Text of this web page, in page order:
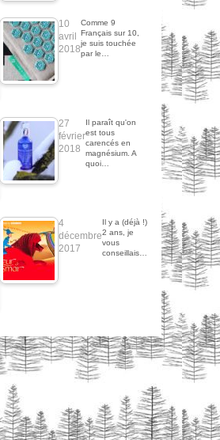
10
avril
2018
Comme 9
Français sur 10,
je suis touchée
par le…
27
février
2018
Il paraît qu'on
est tous
carencés en
magnésium. A
quoi…
4
décembre
2017
Il y a (déjà !)
2 ans, je
vous
conseillais…